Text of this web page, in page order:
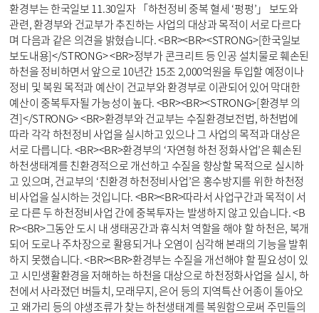
환경부는 한국일보 11.30일자 「하천정비 중복 혈세 ‘펑펑’」 보도와
관련, 환경부와 건교부가 추진하는 사업의 대상과 목적이 서로 다르다
며 다음과 같은 의견을 밝혔습니다. <BR><BR><STRONG>[한국일보
보도내용]</STRONG> <BR>정부가 콘크리트 등 인공 설치물로 훼손된
하천을 정비하면서 앞으로 10년간 15조 2,000억원을 투입할 예정이나
정비 및 복원 목적과 예산이 건교부와 환경부로 이관되어 있어 막대한
예산이 중복투자될 가능성이 높다. <BR><BR><STRONG>[환경부 의
견]</STRONG> <BR>환경부와 건교부는 수질환경보전법, 하천법에
따라 각각 하천정비 사업을 실시하고 있으나 그 사업의 목적과 대상은
서로 다릅니다. <BR><BR>환경부의 ‘자연형 하천 정화사업’은 훼손된
하천생태계를 친환경적으로 개선하고 수질을 향상할 목적으로 실시하
고 있으며, 건교부의 ‘친환경 하천정비사업’은 홍수방지를 위한 하천정
비사업을 실시하는 것입니다. <BR><BR>따라서 사업구간과 목적이 서
로 다른 두 하천정비사업 간에 중복투자는 발생하지 않고 있습니다. <B
R><BR>그동안 도시 내 생태공간과 휴식처 역할을 해야 할 하천은, 복개
되어 도로나 주차장으로 활용되거나 오염이 심각해 본래의 기능을 발휘
하지 못했습니다. <BR><BR>환경부는 수질을 개선해야 할 필요성이 있
고 시민생활환경을 저해하는 하천을 대상으로 하천정화사업을 실시, 하
천에서 사라졌던 버들치, 모래무지, 은어 등의 지역특산 어종이 돌아오
고 왜가리 등의 야생조류가 찾는 하천생태계를 복원함으로써 주민들의